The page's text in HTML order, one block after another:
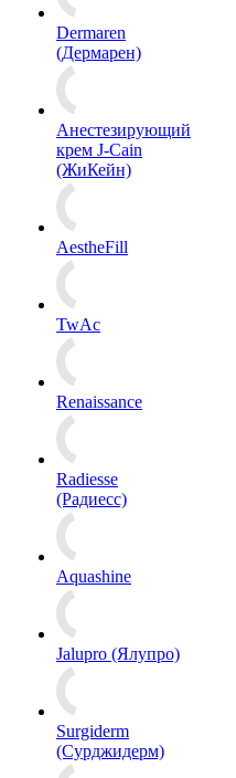
Dermaren
(Дермарен)
Анестезирующий
крем J-Cain
(ЖиКейн)
AestheFill
TwAc
Renaissance
Radiesse
(Радиесс)
Aquashine
Jalupro (Ялупро)
Surgiderm
(Сурджидерм)